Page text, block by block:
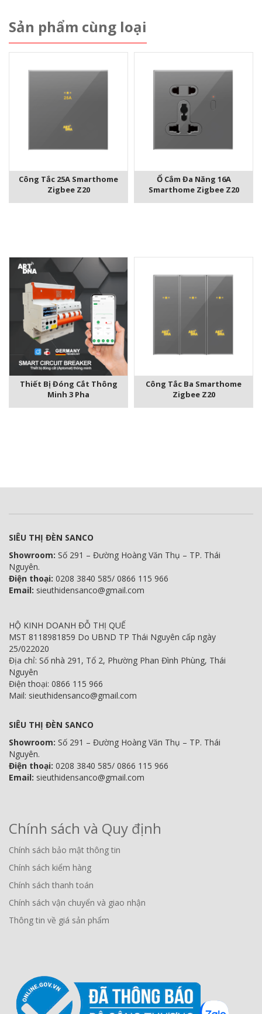
Sản phẩm cùng loại
Công Tắc 25A Smarthome
Zigbee Z20
Ổ Cắm Đa Năng 16A
Smarthome Zigbee Z20
Thiết Bị Đóng Cắt Thông
Minh 3 Pha
Công Tắc Ba Smarthome
Zigbee Z20
SIÊU THỊ ĐÈN SANCO
Showroom: Số 291 – Đường Hoàng Văn Thụ – TP. Thái
Nguyên.
Điện thoại: 0208 3840 585/ 0866 115 966
Email: sieuthidensanco@gmail.com
HỘ KINH DOANH ĐỖ THỊ QUẾ
MST 8118981859 Do UBND TP Thái Nguyên cấp ngày
25/022020
Địa chỉ: Số nhà 291, Tổ 2, Phường Phan Đình Phùng, Thái
Nguyên
Điện thoại: 0866 115 966
Mail: sieuthidensanco@gmail.com
SIÊU THỊ ĐÈN SANCO
Showroom: Số 291 – Đường Hoàng Văn Thụ – TP. Thái
Nguyên.
Điện thoại: 0208 3840 585/ 0866 115 966
Email: sieuthidensanco@gmail.com
Chính sách và Quy định
Chính sách bảo mật thông tin
Chính sách kiểm hàng
Chính sách thanh toán
Chính sách vận chuyển và giao nhận
Thông tin về giá sản phẩm